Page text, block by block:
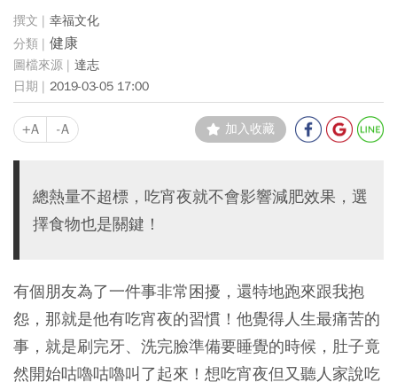
幸福文化
健康
達志
2019-03-05 17:00
+A -A 加入收藏
總熱量不超標，吃宵夜就不會影響減肥效果，選
擇食物也是關鍵！
有個朋友為了一件事非常困擾，還特地跑來跟我抱
怨，那就是他有吃宵夜的習慣！他覺得人生最痛苦的
事，就是刷完牙、洗完臉準備要睡覺的時候，肚子竟
然開始咕嚕咕嚕叫了起來！想吃宵夜但又聽人家說吃